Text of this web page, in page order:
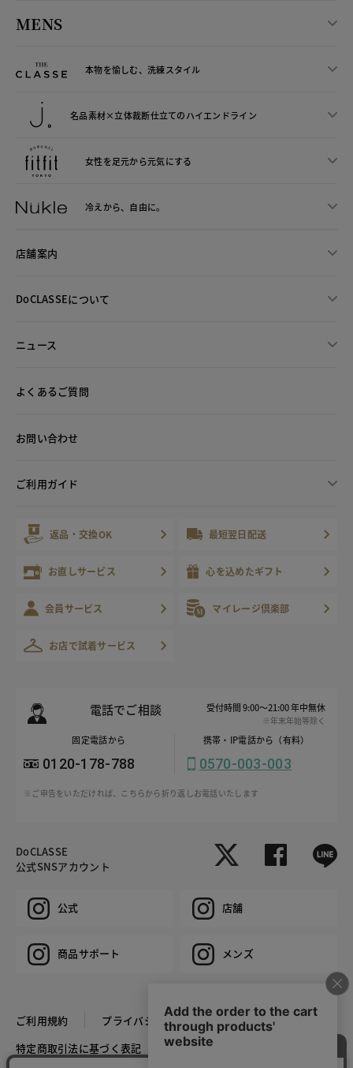
MENS
本物を愉しむ、洗練スタイル
名品素材×立体裁断仕立てのハイエンドライン
女性を足元から元気にする
冷えから、 自由に。
店舗案内
DoCLASSEについて
ニュース
よくあるご質問
お問い合わせ
ご利用ガイド
返品・交換OK 最短翌日配送
お直しサービス 心を込めたギフト
会員サービス マイレージ倶楽部
お店で試着サービス
電話でご相談 受付時間 9:00～21:00 年中無休
※年末年始等除く
固定電話から
0120-178-788
携帯・IP電話から（有料）
0570-003-003
※ご申告をいただければ、こちらから折り返しお電話いたします
DoCLASSE
公式SNSアカウント
公式 店舗
商品サポート メンズ
ご利用規約
プライバシーポリシー
特定商取引法に基づく表記
推奨環境